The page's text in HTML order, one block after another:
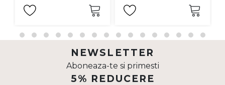
NEWSLETTER
Aboneaza-te si primesti
5% REDUCERE